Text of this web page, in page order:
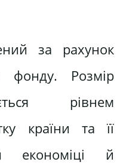
за рахунок
фонду. Розмір
рівнем
країни та її
економіці й